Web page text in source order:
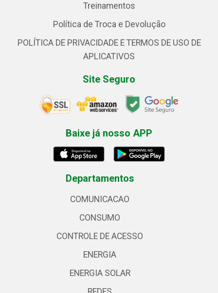
Treinamentos
Política de Troca e Devolução
POLÍTICA DE PRIVACIDADE E TERMOS DE USO DE
APLICATIVOS
Site Seguro
Baixe já nosso APP
Departamentos
COMUNICACAO
CONSUMO
CONTROLE DE ACESSO
ENERGIA
ENERGIA SOLAR